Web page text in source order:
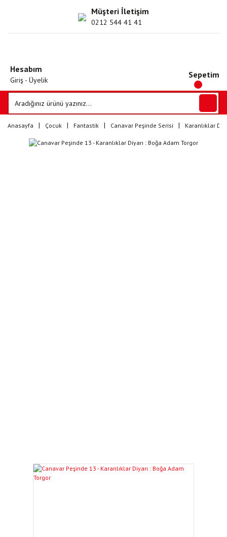
Müşteri İletişim
0212 544 41 41
Hesabım
Giriş - Üyelik
Sepetim
Anasayfa Çocuk Fantastik Canavar Peşinde Serisi Karanlıklar